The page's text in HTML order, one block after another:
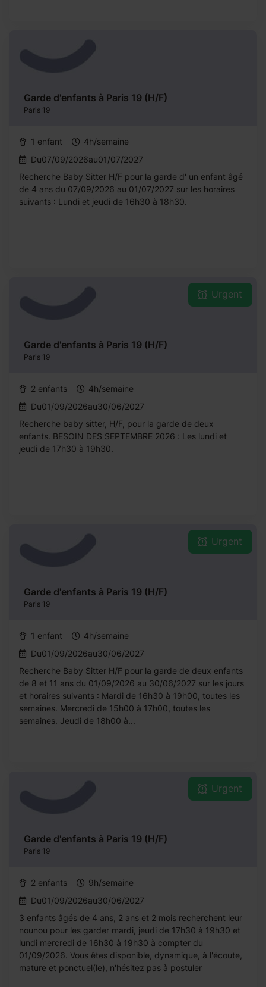
Garde d'enfants à Paris 19 (H/F)
Paris 19
1 enfant
4h/semaine
Du07/09/2026au01/07/2027
Recherche Baby Sitter H/F pour la garde d' un enfant âgé
de 4 ans du 07/09/2026 au 01/07/2027 sur les horaires
suivants : Lundi et jeudi de 16h30 à 18h30.
Garde d'enfants à Paris 19 (H/F)
Paris 19
Urgent
2 enfants
4h/semaine
Du01/09/2026au30/06/2027
Recherche baby sitter, H/F, pour la garde de deux
enfants. BESOIN DES SEPTEMBRE 2026 : Les lundi et
jeudi de 17h30 à 19h30.
Garde d'enfants à Paris 19 (H/F)
Paris 19
Urgent
1 enfant
4h/semaine
Du01/09/2026au30/06/2027
Recherche Baby Sitter H/F pour la garde de deux enfants
de 8 et 11 ans du 01/09/2026 au 30/06/2027 sur les jours
et horaires suivants : Mardi de 16h30 à 19h00, toutes les
semaines. Mercredi de 15h00 à 17h00, toutes les
semaines. Jeudi de 18h00 à...
Garde d'enfants à Paris 19 (H/F)
Paris 19
Urgent
2 enfants
9h/semaine
Du01/09/2026au30/06/2027
3 enfants âgés de 4 ans, 2 ans et 2 mois recherchent leur
nounou pour les garder mardi, jeudi de 17h30 à 19h30 et
lundi mercredi de 16h30 à 19h30 à compter du
01/09/2026. Vous êtes disponible, dynamique, à l'écoute,
mature et ponctuel(le), n'hésitez pas à postuler